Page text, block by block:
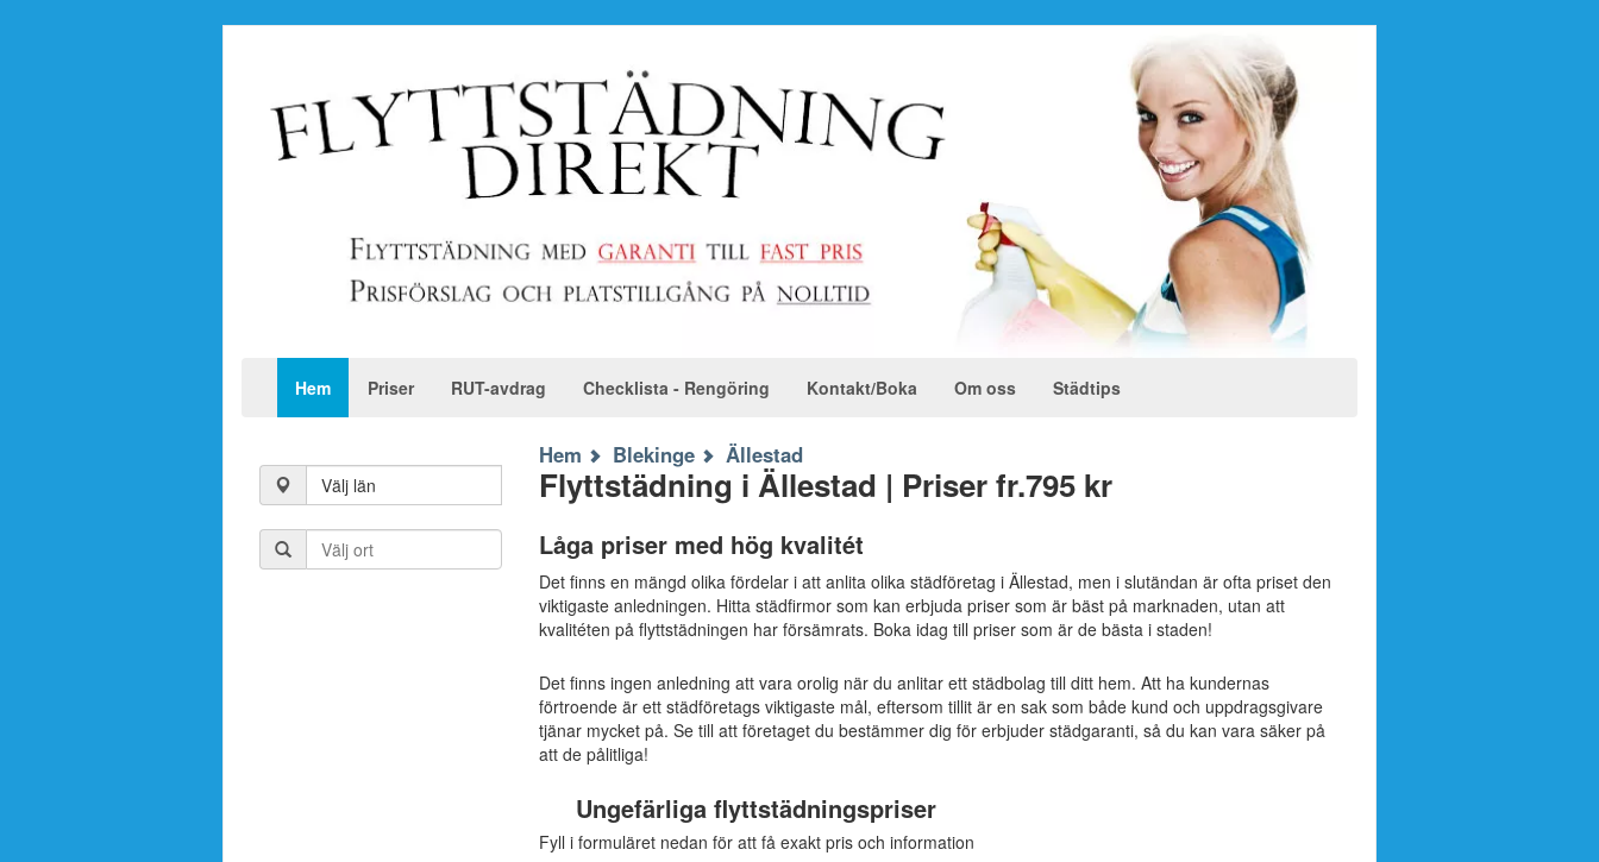
Hem Priser RUT-avdrag Checklista - Rengöring Kontakt/Boka Om oss Städtips
Välj län
Hem Blekinge Ällestad
Flyttstädning i Ällestad | Priser fr.795 kr
Låga priser med hög kvalitét
Det finns en mängd olika fördelar i att anlita olika städföretag i Ällestad, men i slutändan är ofta priset den
viktigaste anledningen. Hitta städfirmor som kan erbjuda priser som är bäst på marknaden, utan att
kvalitéten på flyttstädningen har försämrats. Boka idag till priser som är de bästa i staden!
Det finns ingen anledning att vara orolig när du anlitar ett städbolag till ditt hem. Att ha kundernas
förtroende är ett städföretags viktigaste mål, eftersom tillit är en sak som både kund och uppdragsgivare
tjänar mycket på. Se till att företaget du bestämmer dig för erbjuder städgaranti, så du kan vara säker på
att de pålitliga!
Ungefärliga flyttstädningspriser
Fyll i formuläret nedan för att få exakt pris och information